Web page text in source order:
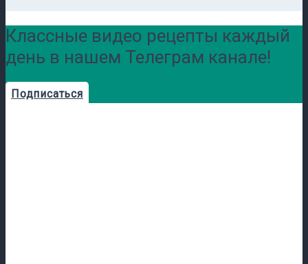
Классные видео рецепты каждый
день в нашем Телеграм канале!
Подписаться